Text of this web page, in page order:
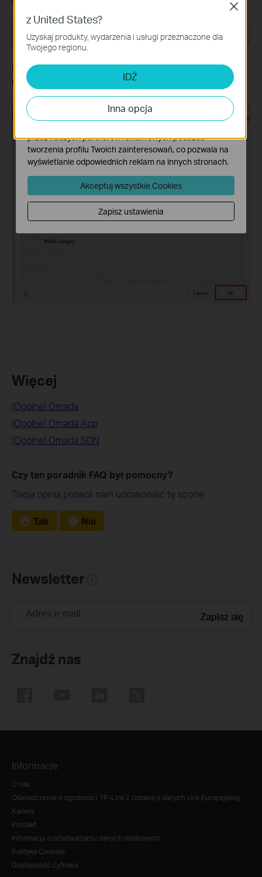
5. From the Using DHCP
then click the
Więcej
[Ogólne] Omada
[Ogólne] Omada App
[Ogólne] Omada SDN
Czy ten poradnik FAQ był pomocny?
Twoja opinia pozwoli nam udoskonalić tę stronę.
Tak Nie
Newsletter
Adres e-mail Zapisz się
Znajdź nas
Informacje
O nas
Oświadczenie o zgodności TP-Link z Ustawą o danych Unii Europejskiej
Kariera
Kontakt
Informacja o przetwarzaniu danych osobowych
Polityka Cookies
Dostępność cyfrowa
z United States?
Uzyskaj produkty, wydarzenia i usługi przeznaczone dla
Twojego regionu.
IDŹ
Inna opcja
Close
Podstawowe Cookies
Te pliki cookies niezbędne są do poprawnego działania
witryny i nie moga zostać wyłączone.
Cookies dotyczące analizy i marketingu
Analiza - Te pliki Cookies są wykorzystywane w celu
analizy ruchu na naszej stronie, co umożliwia poprawę i
dostosowanie wyświetlanych treści.
przez naszych partnerów reklamowych podczas
tworzenia profilu Twoich zainteresowań, co pozwala na
wyświetlanie odpowiednich reklam na innych stronach.
Akceptuj wszystkie Cookies
Zapisz ustawienia